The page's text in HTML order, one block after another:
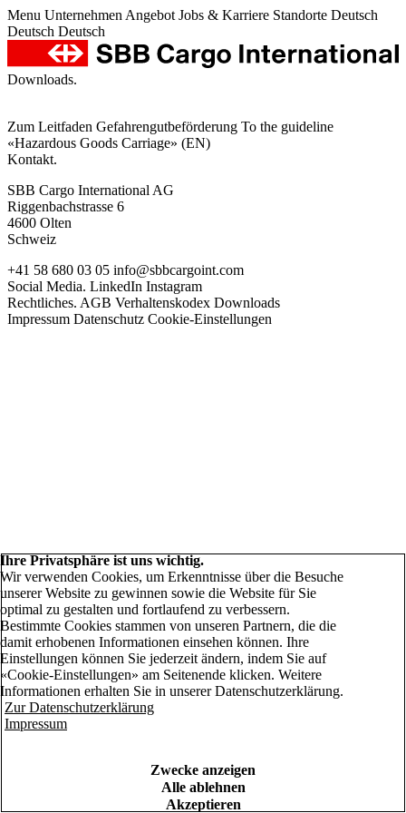
Menu Unternehmen Angebot Jobs & Karriere Standorte Deutsch
Deutsch Deutsch
Downloads.
Zum Leitfaden Gefahrengutbeförderung To the guideline
«Hazardous Goods Carriage» (EN)
Kontakt.
SBB Cargo International AG
Riggenbachstrasse 6
4600 Olten
Schweiz
+41 58 680 03 05 info@sbbcargoint.com
Social Media. LinkedIn Instagram
Rechtliches. AGB Verhaltenskodex Downloads
Impressum Datenschutz Cookie-Einstellungen
Ihre Privatsphäre ist uns wichtig.
Wir verwenden Cookies, um Erkenntnisse über die Besuche
unserer Website zu gewinnen sowie die Website für Sie
optimal zu gestalten und fortlaufend zu verbessern.
Bestimmte Cookies stammen von unseren Partnern, die die
damit erhobenen Informationen einsehen können. Ihre
Einstellungen können Sie jederzeit ändern, indem Sie auf
«Cookie-Einstellungen» am Seitenende klicken. Weitere
Informationen erhalten Sie in unserer Datenschutzerklärung.
Zur Datenschutzerklärung
Impressum
Zwecke anzeigen
Alle ablehnen
Akzeptieren